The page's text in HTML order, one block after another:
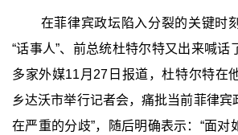
在菲律宾政坛陷入分裂的关键时
“话事人”、前总统杜特尔特又出来喊话
多家外媒11月27日报道，杜特尔特在
乡达沃市举行记者会，痛批当前菲律宾
在严重的分歧”，随后明确表示：“面